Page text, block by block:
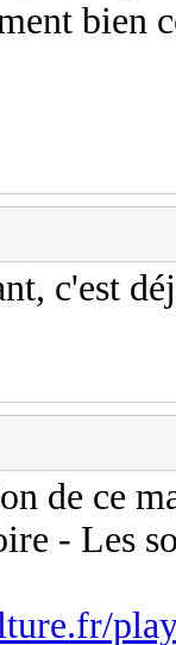
bien
c'est
de ce
- Les